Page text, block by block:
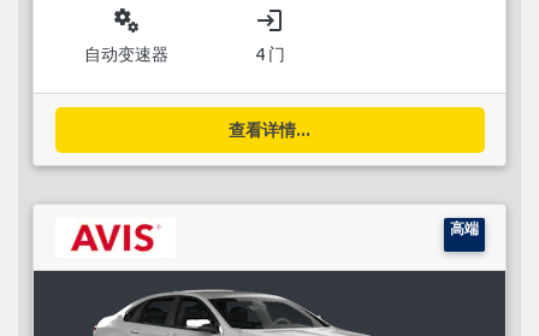
miscellaneous_services
自动变速器
login
4 门
查看详情...
高端